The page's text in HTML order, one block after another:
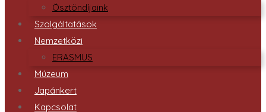
Ösztöndíjaink
Szolgáltatások
Nemzetközi
ERASMUS
Múzeum
Japánkert
Kapcsolat